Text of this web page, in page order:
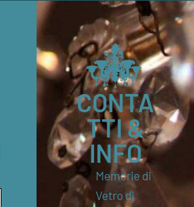
CONTA
TTI &
INFO
Memorie di
Vetro di